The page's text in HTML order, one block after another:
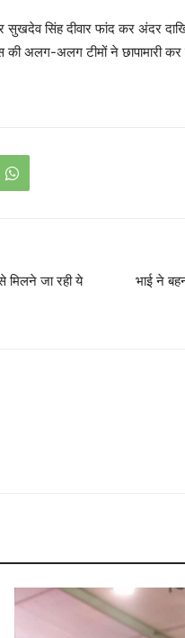
सिंह दीवार फांद कर अंदर
की अलग-अलग टीमों ने छापामारी
मिलने जा रही ये
भाई ने